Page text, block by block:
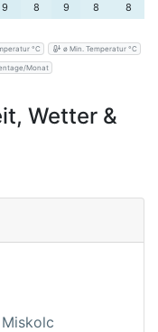
9 8 9 8 8
°C ø Min. Temperatur °C
Monat
Wetter &